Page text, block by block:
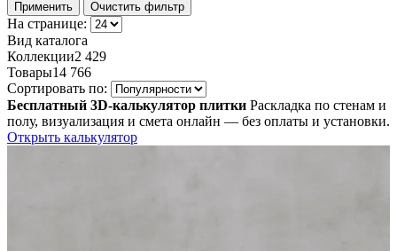
На странице:
Вид каталога
Коллекции2 429
Товары14 766
Сортировать по:
Бесплатный 3D-калькулятор плитки Раскладка по стенам и
полу, визуализация и смета онлайн — без оплаты и установки.
Открыть калькулятор